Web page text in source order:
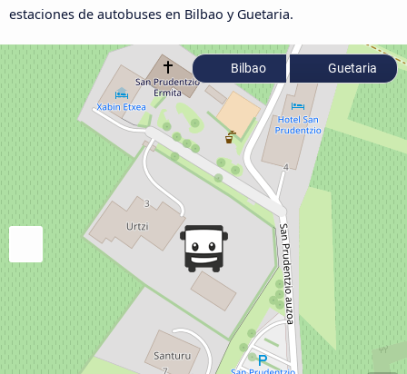
estaciones de autobuses en Bilbao y Guetaria.
Bilbao Guetaria